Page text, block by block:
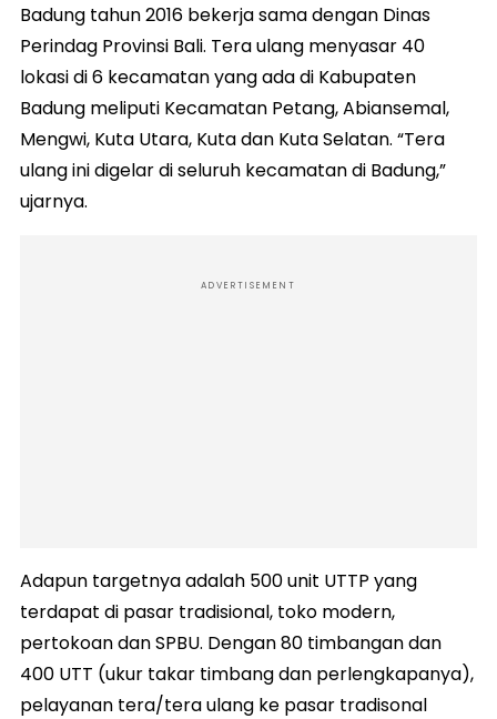
Badung tahun 2016 bekerja sama dengan Dinas
Perindag Provinsi Bali. Tera ulang menyasar 40
lokasi di 6 kecamatan yang ada di Kabupaten
Badung meliputi Kecamatan Petang, Abiansemal,
Mengwi, Kuta Utara, Kuta dan Kuta Selatan. “Tera
ulang ini digelar di seluruh kecamatan di Badung,”
ujarnya.
ADVERTISEMENT
Adapun targetnya adalah 500 unit UTTP yang
terdapat di pasar tradisional, toko modern,
pertokoan dan SPBU. Dengan 80 timbangan dan
400 UTT (ukur takar timbang dan perlengkapanya),
pelayanan tera/tera ulang ke pasar tradisonal